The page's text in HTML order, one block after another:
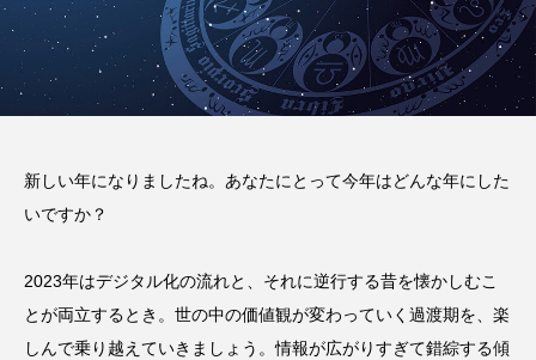
新しい年になりましたね。あなたにとって今年はどんな年にした
いですか？
2023年はデジタル化の流れと、それに逆行する昔を懐かしむこ
とが両立するとき。世の中の価値観が変わっていく過渡期を、楽
しんで乗り越えていきましょう。情報が広がりすぎて錯綜する傾